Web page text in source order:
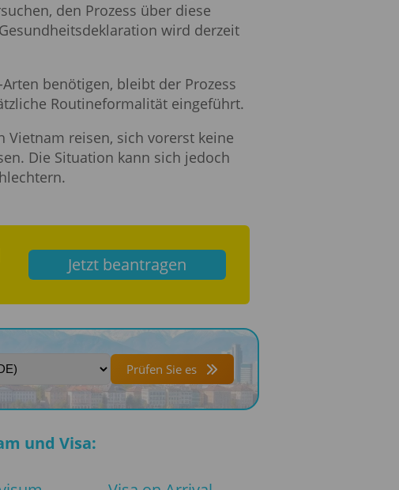
den Prozess über diese
wird derzeit
benötigen, bleibt der Prozess
Routineformalität eingeführt.
Vietnam reisen, sich vorerst keine
Die Situation kann sich jedoch
Jetzt beantragen
Prüfen Sie es
und Visa: